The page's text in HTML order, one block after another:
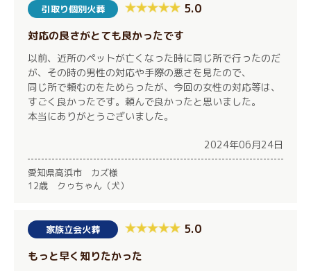
引取り個別火葬 5.0
対応の良さがとても良かったです
以前、近所のペットが亡くなった時に同じ所で行ったのだ
が、その時の男性の対応や手際の悪さを見たので、
同じ所で頼むのをためらったが、今回の女性の対応等は、
すごく良かったです。頼んで良かったと思いました。
本当にありがとうございました。
2024年06月24日
愛知県高浜市 カズ様
12歳 クゥちゃん（犬）
家族立会火葬 5.0
もっと早く知りたかった